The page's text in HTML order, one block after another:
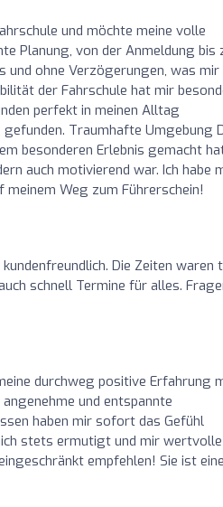
und möchte meine volle
Planung, von der Anmeldung bis
ohne Verzögerungen, was mir
der Fahrschule hat mir
perfekt in meinen Alltag
Traumhafte Umgebung
besonderen Erlebnis gemacht
auch motivierend war. Ich habe
Weg zum Führerschein!
Die Zeiten waren
schnell Termine für alles.
durchweg positive Erfahrung
und entspannte
haben mir sofort das Gefühl
stets ermutigt und mir wertvolle
empfehlen! Sie ist